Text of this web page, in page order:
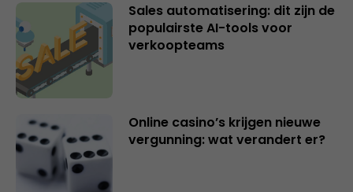
Sales automatisering: dit zijn de
populairste AI-tools voor
verkoopteams
Online casino’s krijgen nieuwe
vergunning: wat verandert er?